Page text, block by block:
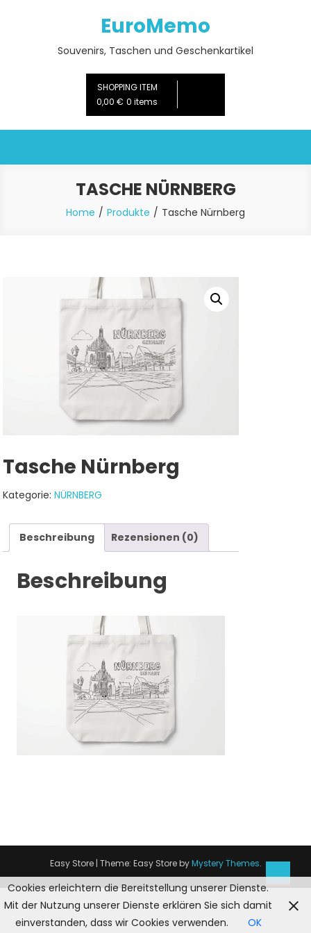
EuroMemo
Souvenirs, Taschen und Geschenkartikel
SHOPPING ITEM
0,00 € 0 items
TASCHE NÜRNBERG
Home Produkte Tasche Nürnberg
Tasche Nürnberg
Kategorie:NÜRNBERG
Beschreibung Rezensionen (0)
Beschreibung
Easy Store | Theme: Easy Store byMystery Themes.
Cookies erleichtern die Bereitstellung unserer Dienste.
Mit der Nutzung unserer Dienste erklären Sie sich damit
einverstanden, dass wir Cookies verwenden.
OK